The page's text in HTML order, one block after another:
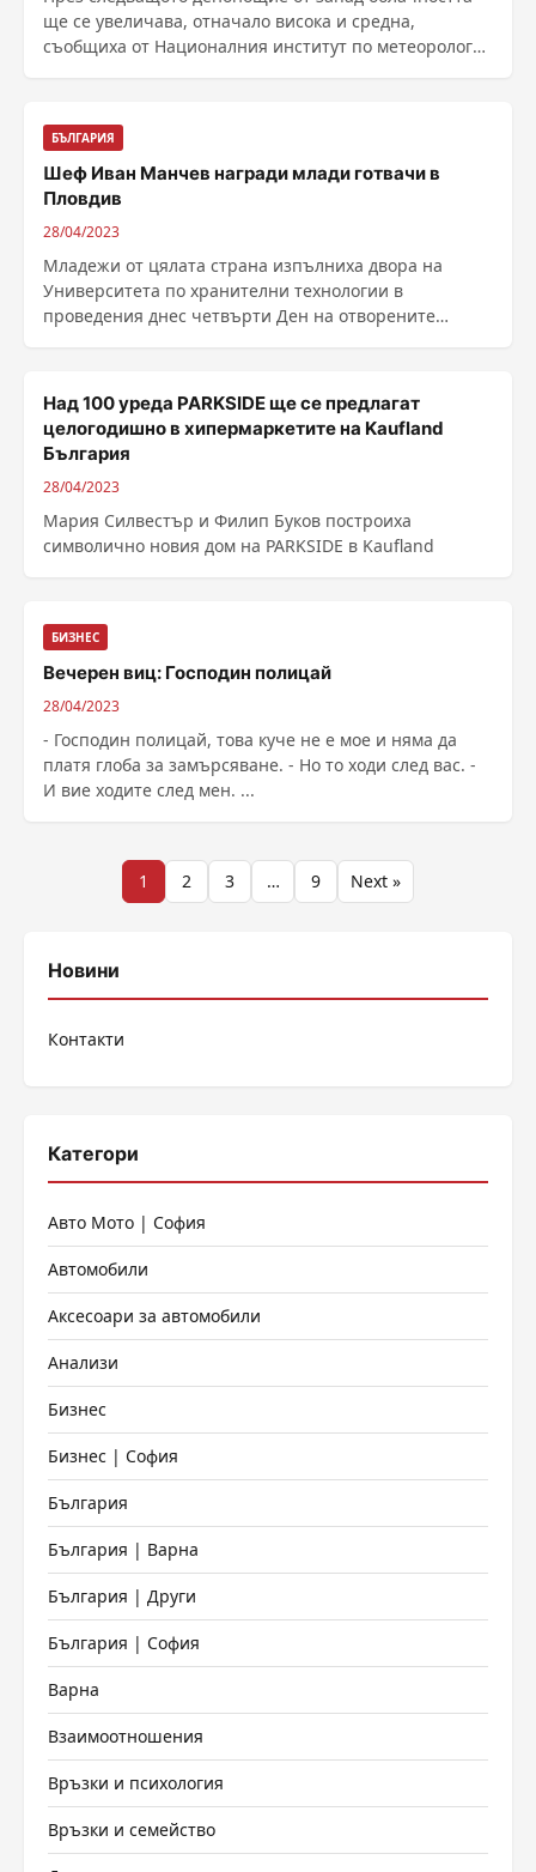
ще се увеличава, отначало висока и средна,
съобщиха от Националния институт по метеорология
БЪЛГАРИЯ
Шеф Иван Манчев награди млади готвачи в
Пловдив
28/04/2023
Младежи от цялата страна изпълниха двора на
Университета по хранителни технологии в
провeдения днес четвърти Ден на отворените
Над 100 уреда PARKSIDE ще се предлагат
целогодишно в хипермаркетите на Kaufland
България
28/04/2023
Мария Силвестър и Филип Буков построиха
символично новия дом на PARKSIDE в Kaufland
БИЗНЕС
Вечерен виц: Господин полицай
28/04/2023
- Господин полицай, това куче не е мое и няма да
платя глоба за замърсяване. - Но то ходи след вас. -
И вие ходите след мен. ...
Разделяне
публикациите
1 2 3 … 9 Next »
Новини
Контакти
Категори
Авто Мото | София
Автомобили
Аксесоари за автомобили
Анализи
Бизнес
Бизнес | София
България
България | Варна
България | Други
България | София
Варна
Взаимоотношения
Връзки и психология
Връзки и семейство